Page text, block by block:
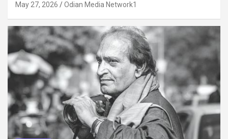
May 27, 2026 Odian Media Network1